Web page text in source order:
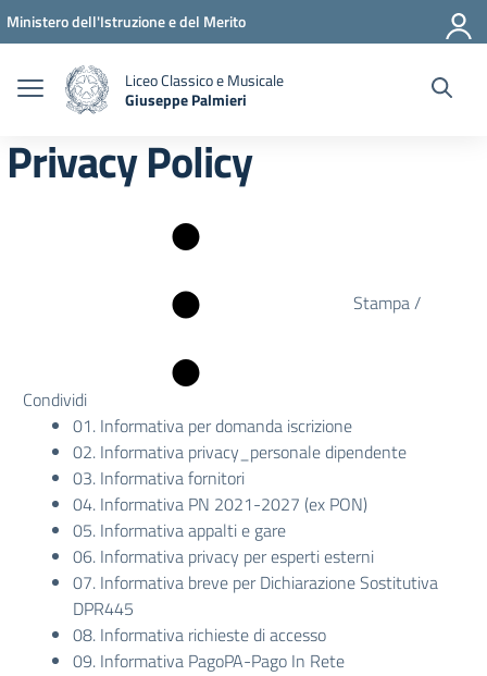
Vai ai contenuti
Vai al menu di navigazione
Vai al footer
Ministero dell'Istruzione e del Merito
Liceo Classico e Musicale
Giuseppe Palmieri
Privacy Policy
Stampa /
Condividi
01. Informativa per domanda iscrizione
02. Informativa privacy_personale dipendente
03. Informativa fornitori
04. Informativa PN 2021-2027 (ex PON)
05. Informativa appalti e gare
06. Informativa privacy per esperti esterni
07. Informativa breve per Dichiarazione Sostitutiva
DPR445
08. Informativa richieste di accesso
09. Informativa PagoPA-Pago In Rete